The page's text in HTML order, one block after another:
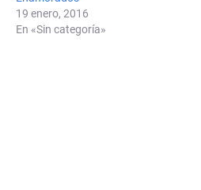
19 enero, 2016
En «Sin categoría»